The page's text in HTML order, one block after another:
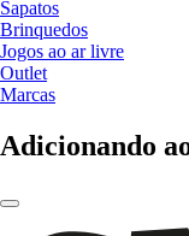
Sapatos
Brinquedos
Jogos ao ar livre
Outlet
Marcas
Adicionando